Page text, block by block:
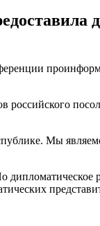
российского
Мы